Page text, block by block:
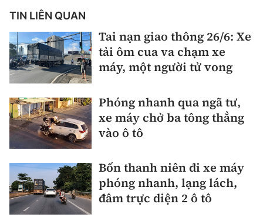
Nhà thầu
Mời thầu - Đấu thầu
Thi viết về GTVT
Âm nhạc
Hậu trường sao
360 độ thể thao
Sản phẩm mới
Tư vấn
Thời sự Quốc tế
Hồ sơ tài liệu
Thế giới giao thông
Thế giới xây dựng
Đi ++
Du lịch
Khám phá
Lối sống
Ẩm thực
Video
Khám phá
Camera giao thông
Câu chuyện giao thông
Giải trí - Thể thao
Cơ quan chủ quản: Bộ Xây dựng
Giấy phép số: 03/GP-BVHTTDL, cấp ngày 1/4/2025.
Tòa soạn: Số 2 Nguyễn Công Hoan, phường Giảng Võ,
TIN LIÊN QUAN
Tai nạn giao thông 26/6: Xe
tải ôm cua va chạm xe
máy, một người tử vong
Phóng nhanh qua ngã tư,
xe máy chở ba tông thẳng
vào ô tô
Bốn thanh niên đi xe máy
phóng nhanh, lạng lách,
đâm trực diện 2 ô tô